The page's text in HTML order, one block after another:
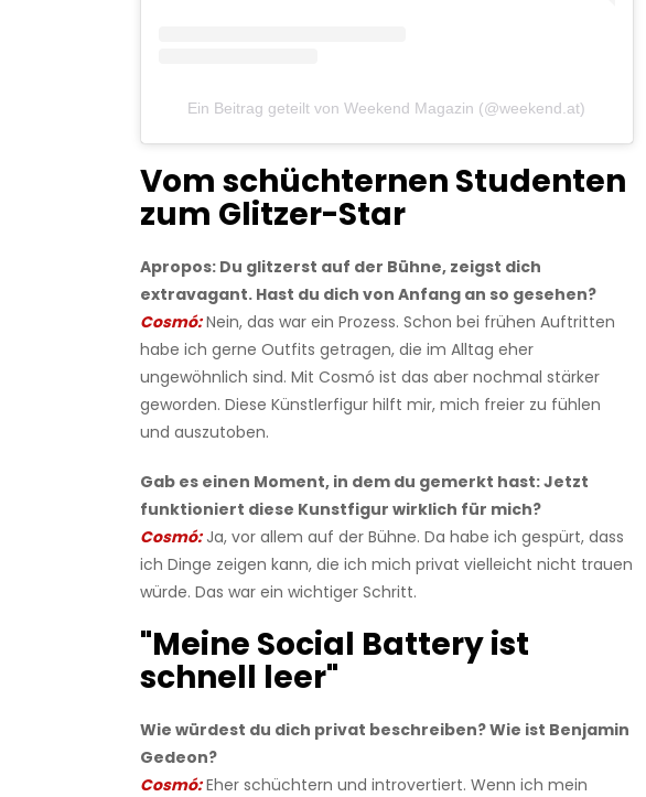
Ein Beitrag geteilt von Weekend Magazin (@weekend.at)
Vom schüchternen Studenten
zum Glitzer-Star
Apropos: Du glitzerst auf der Bühne, zeigst dich
extravagant. Hast du dich von Anfang an so gesehen?
Cosmó:Nein, das war ein Prozess. Schon bei frühen Auftritten
habe ich gerne Outfits getragen, die im Alltag eher
ungewöhnlich sind. Mit Cosmó ist das aber nochmal stärker
geworden. Diese Künstlerfigur hilft mir, mich freier zu fühlen
und auszutoben.
Gab es einen Moment, in dem du gemerkt hast: Jetzt
funktioniert diese Kunstfigur wirklich für mich?
Cosmó:Ja, vor allem auf der Bühne. Da habe ich gespürt, dass
ich Dinge zeigen kann, die ich mich privat vielleicht nicht trauen
würde. Das war ein wichtiger Schritt.
"Meine Social Battery ist
schnell leer"
Wie würdest du dich privat beschreiben? Wie ist Benjamin
Gedeon?
Cosmó:Eher schüchtern und introvertiert. Wenn ich mein